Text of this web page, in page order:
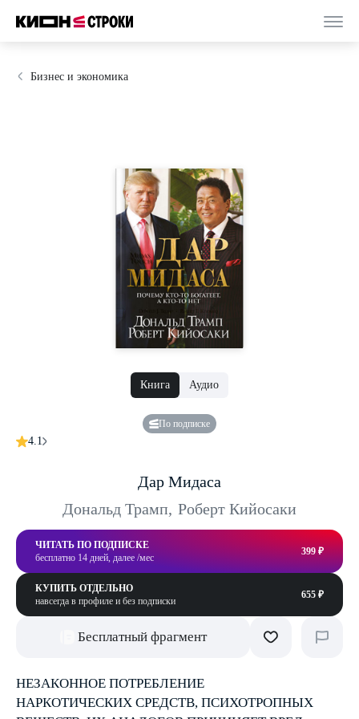
Бизнес и экономика
Книга Аудио
По подписке
4.1
Дар Мидаса
Дональд Трамп, Роберт Кийосаки
ЧИТАТЬ ПО ПОДПИСКЕ
бесплатно 14 дней, далее /мес
399 ₽
КУПИТЬ ОТДЕЛЬНО
навсегда в профиле и без подписки
655 ₽
Бесплатный фрагмент
НЕЗАКОННОЕ ПОТРЕБЛЕНИЕ
НАРКОТИЧЕСКИХ СРЕДСТВ, ПСИХОТРОПНЫХ